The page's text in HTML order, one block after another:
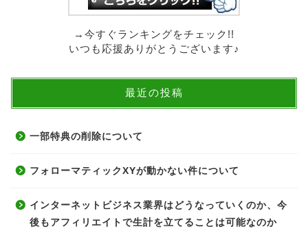
→今すぐランキングをチェック!!
いつも応援ありがとうございます♪
最近の投稿
一部特典の削除について
フォローマティックXYが動かない件について
インターネットビジネス業界はどうなっていくのか、今
後もアフィリエイトで生計を立てることは可能なのか